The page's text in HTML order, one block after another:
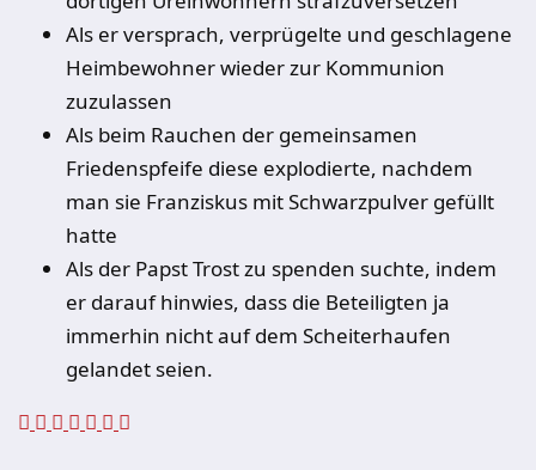
Als er versprach, verprügelte und geschlagene
Heimbewohner wieder zur Kommunion
zuzulassen
Als beim Rauchen der gemeinsamen
Friedenspfeife diese explodierte, nachdem
man sie Franziskus mit Schwarzpulver gefüllt
hatte
Als der Papst Trost zu spenden suchte, indem
er darauf hinwies, dass die Beteiligten ja
immerhin nicht auf dem Scheiterhaufen
gelandet seien.